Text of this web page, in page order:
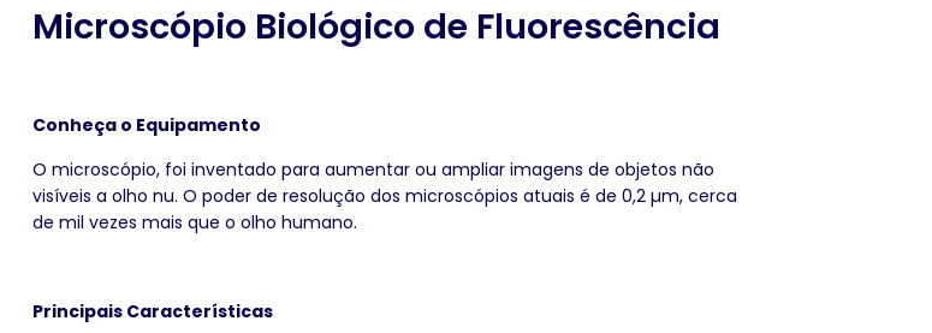
Microscópio Biológico de Fluorescência
Conheça o Equipamento
O microscópio, foi inventado para aumentar ou ampliar imagens de objetos não
visíveis a olho nu. O poder de resolução dos microscópios atuais é de 0,2 µm, cerca
de mil vezes mais que o olho humano.
Principais Características